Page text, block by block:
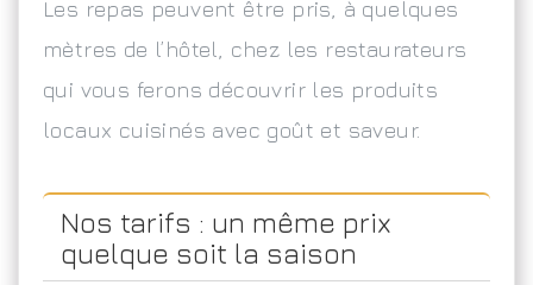
Les repas peuvent être pris, à quelques
mètres de l’hôtel, chez les restaurateurs
qui vous ferons découvrir les produits
locaux cuisinés avec goût et saveur.
Nos tarifs : un même prix
quelque soit la saison